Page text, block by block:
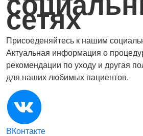
сетях
Присоеденяйтесь к нашим
Актуальная информация о
рекомендации по уходу и другая
для наших любимых пациентов.
ВКонтакте